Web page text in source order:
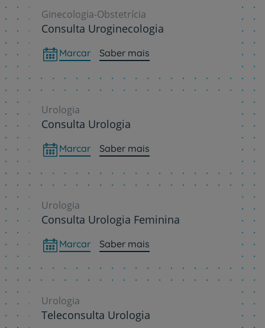
Ginecologia-Obstetrícia
Consulta Uroginecologia
Marcar Saber mais
Urologia
Consulta Urologia
Marcar Saber mais
Urologia
Consulta Urologia Feminina
Marcar Saber mais
Urologia
Teleconsulta Urologia